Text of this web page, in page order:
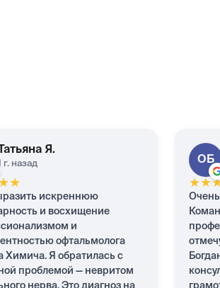
Татьяна Я.
г. назад
★
искреннюю
и восхищение
и
офтальмолога
Химича. Я обратилась с
проблемой — невритом
нерва. Это диагноз на
ОБ
★★